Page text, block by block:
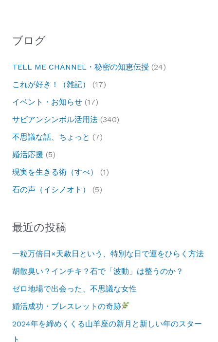
ブログ
TELL ME CHANNEL・秘密の知恵伝授 (24)
これが好き！（雑記）
(17)
イベント・お知らせ(17)
サビアンシンボル活用法(340)
不思議な話、ちょっと (7)
婚活応援 (5)
現実を生きる術（すべ）
(1)
石の声（イシノオト）
(5)
最近の投稿
一粒万倍日×天赦日という、特別な日で運をひらく方法
胡散臭い？インチキ？石で「波動」は整うのか？
ゼロ地場で出会った、不思議な女性
婚活成功・ブレスレットの奇跡
2024年を締めくくる山羊座の新月と新しい年のスター
ト